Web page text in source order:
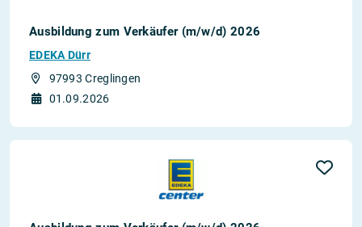
Ausbildung zum Verkäufer (m/w/d) 2026
EDEKA Dürr
97993 Creglingen
01.09.2026